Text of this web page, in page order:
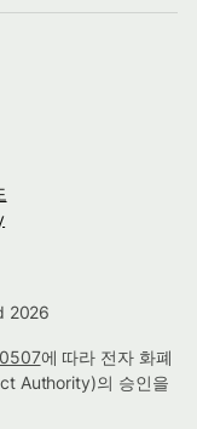
2026
에 따라 전자 화폐
Authority)의 승인을